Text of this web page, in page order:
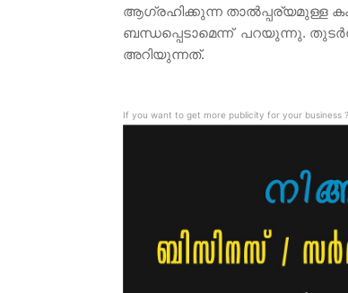
ആഗ്രഹിക്കുന്ന താൽപ്പര്യമുള്ള
ബന്ധപ്പെടാമെന്ന് പറയുന്നു.
അറിയുന്നത്.
If you want to get more publicity for your business ?